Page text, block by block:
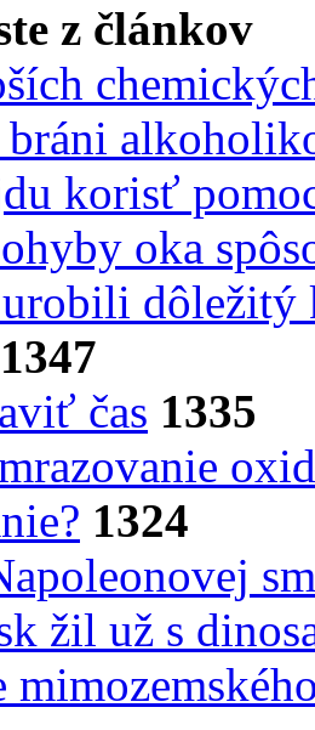
z článkov
bráni
korisť
oka
dôležitý
1347
čas 1335
1324
žil už s